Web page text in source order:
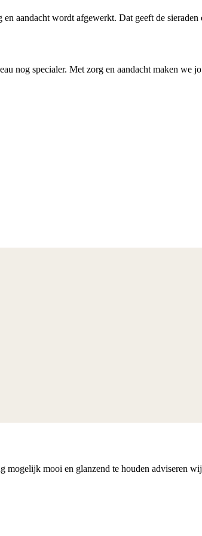
aandacht wordt afgewerkt. Dat geeft de
nog specialer. Met zorg en aandacht maken we
mooi en glanzend te houden adviseren